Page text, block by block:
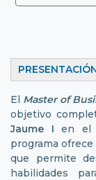
El Master of
objetivo
Jaume I en el
programa
que permite
habilidades